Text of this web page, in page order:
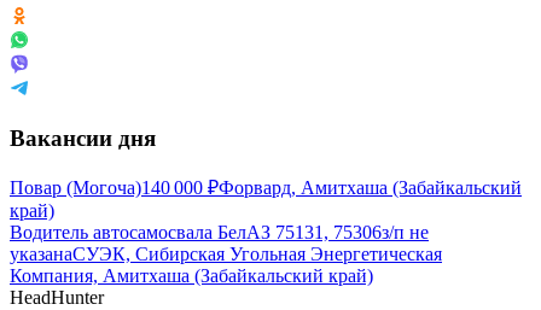
Вакансии дня
Повар (Могоча)140 000 ₽Форвард, Амитхаша (Забайкальский
край)
Водитель автосамосвала БелАЗ 75131, 75306з/п не
указанаСУЭК, Сибирская Угольная Энергетическая
Компания, Амитхаша (Забайкальский край)
HeadHunter